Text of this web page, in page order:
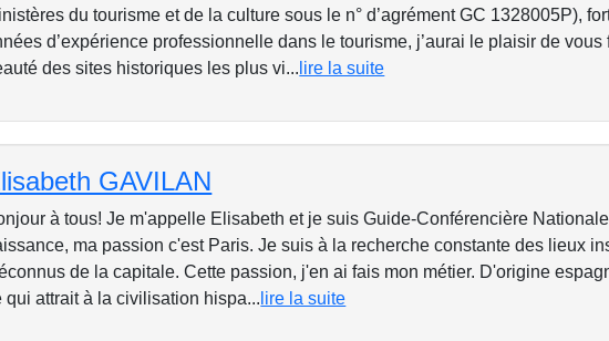
du tourisme et de la culture sous le n° d’agrément GC 1328005P),
d’expérience professionnelle dans le tourisme, j’aurai le plaisir de vous
des sites historiques les plus vi... lire la suite
GAVILAN
à tous! Je m'appelle Elisabeth et je suis Guide-Conférencière
ma passion c'est Paris. Je suis à la recherche constante des lieux
de la capitale. Cette passion, j'en ai fais mon métier. D'origine
qui attrait à la civilisation hispa... lire la suite